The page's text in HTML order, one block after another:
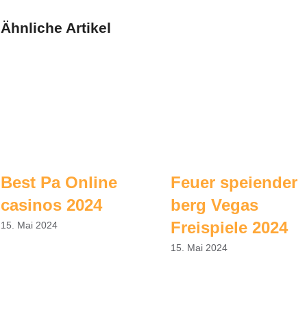
Ähnliche Artikel
Best Pa Online
casinos 2024
15. Mai 2024
Feuer speiender
berg Vegas
Freispiele 2024
15. Mai 2024